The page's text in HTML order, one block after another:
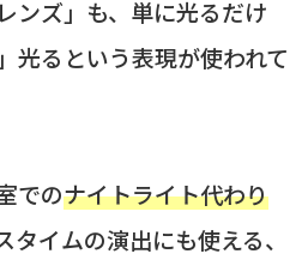
ンズ」も、単に光るだけ
光るという表現が使われて
でのナイトライト代わり
イムの演出にも使える、